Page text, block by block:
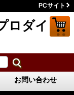
PCサイト
ダイ
お問い合わせ